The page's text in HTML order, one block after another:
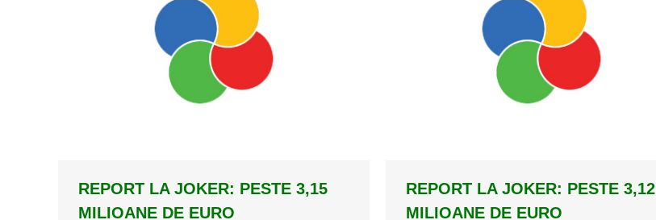
REPORT LA JOKER: PESTE 3,15
MILIOANE DE EURO
REPORT LA JOKER: PESTE 3,12
MILIOANE DE EURO